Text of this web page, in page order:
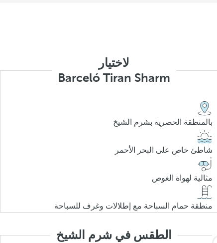
لاختيار
Barceló Tiran Sharm
بالمنطقة الحصرية بشرم الشيخ
شاطئ خاص على البحر الأحمر
مثالية لهواة الغوص
منطقة حمام السباحة مع إطلالات وغرف للسباحة
الطقس في شرم الشيخ